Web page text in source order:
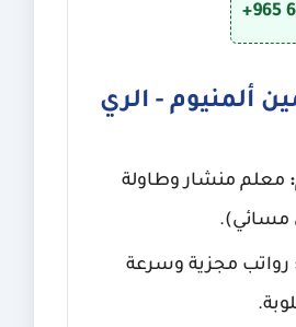
+965
معلم منشار وطاولة
مسائي).
رواتب مجزية وسرعة